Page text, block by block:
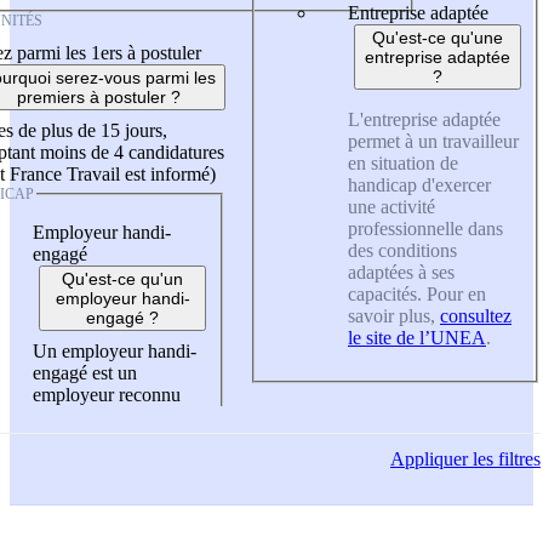
parmi les 1ers à postuler
serez-vous parmi les
premiers à postuler ?
de plus de 15 jours,
moins de 4 candidatures
France Travail est informé)
Employeur handi-
engagé
Qu'est-ce qu'un
employeur handi-
engagé ?
Un employeur handi-
engagé est un
employeur reconnu
Entreprise adaptée
Qu'est-ce qu'une
entreprise adaptée
?
L'entreprise adaptée
permet à un travailleur
en situation de
handicap d'exercer
une activité
professionnelle dans
des conditions
adaptées à ses
capacités. Pour en
savoir plus, consultez
le site de l’UNEA.
Appliquerles filtres